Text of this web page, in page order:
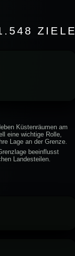
ZIELE
Küstenräumen am
eine wichtige Rolle,
Lage an der Grenze.
beeinflusst
Landesteilen.